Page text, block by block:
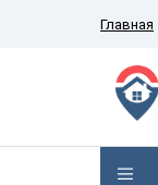
Главная